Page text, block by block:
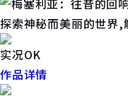
探索神秘而美丽的世界
实况OK
作品详情